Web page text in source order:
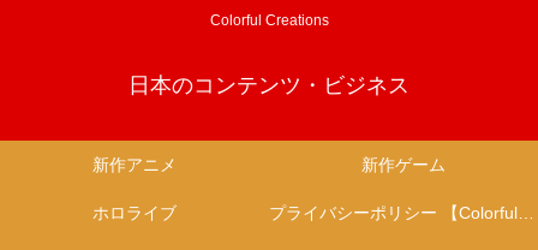
Colorful Creations
日本のコンテンツ・ビジネス
新作アニメ 新作ゲーム
ホロライブ プライバシーポリシー 【Colorful Creation】